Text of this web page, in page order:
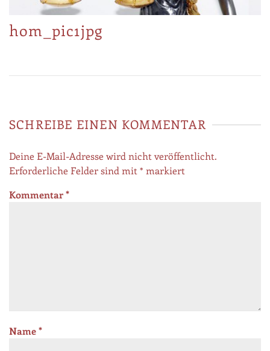
hom_pic1jpg
SCHREIBE EINEN KOMMENTAR
Deine E-Mail-Adresse wird nicht veröffentlicht.
Erforderliche Felder sind mit* markiert
Kommentar*
Name*